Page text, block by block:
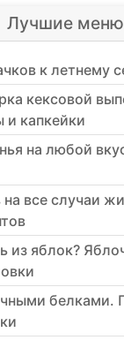
Лучшие меню
к летнему
кексовой
капкейки
на любой
на все случаи
из яблок?
белками.